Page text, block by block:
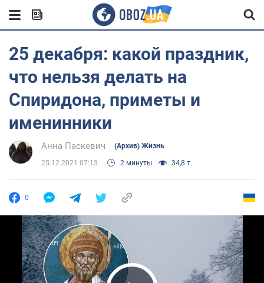
25 декабря: какой праздник,
что нельзя делать на
Спиридона, приметы и
именинники
Анна Паскевич (Архив) Жизнь
25.12.2021 07:13 2 минуты 34,8 т.
0